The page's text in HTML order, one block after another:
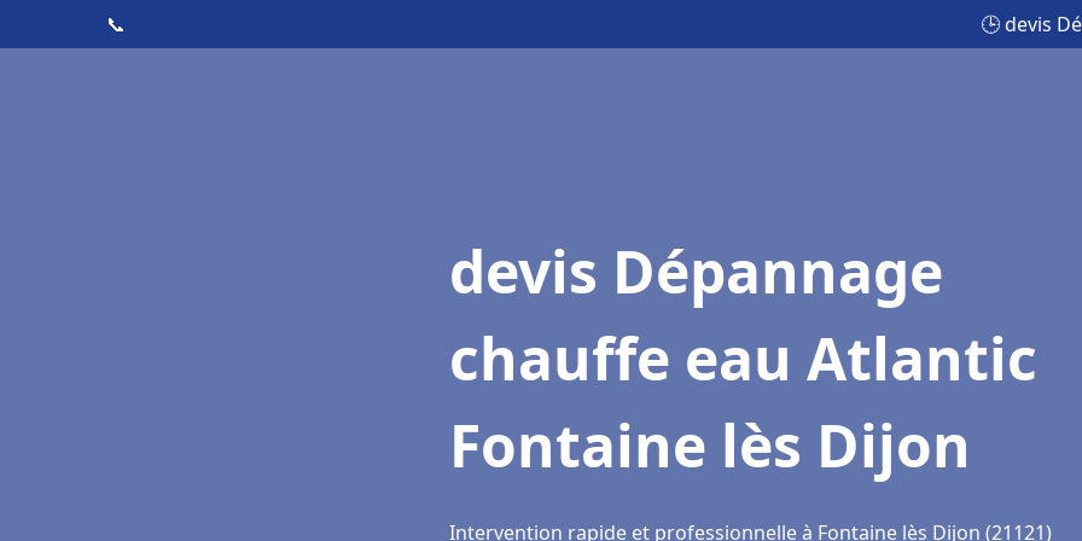
📞 🕒 devis
devis Dépannage
chauffe eau Atlantic
Fontaine lès Dijon
Intervention rapide et professionnelle à Fontaine lès Dijon (21121)